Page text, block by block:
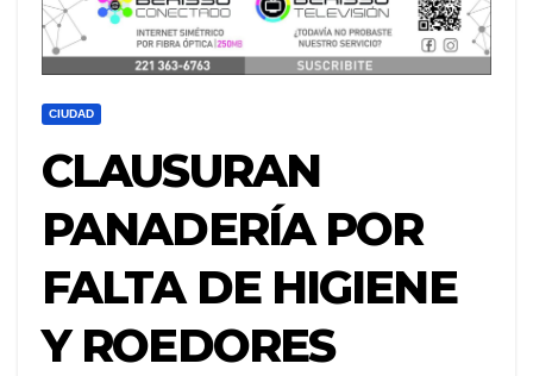
CIUDAD
CLAUSURAN
PANADERÍA POR
FALTA DE HIGIENE
Y ROEDORES